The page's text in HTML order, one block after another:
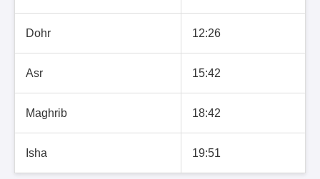
Dohr 12:26
Asr 15:42
Maghrib 18:42
Isha 19:51